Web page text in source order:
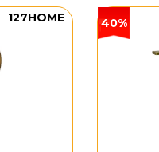
127HOME 40%